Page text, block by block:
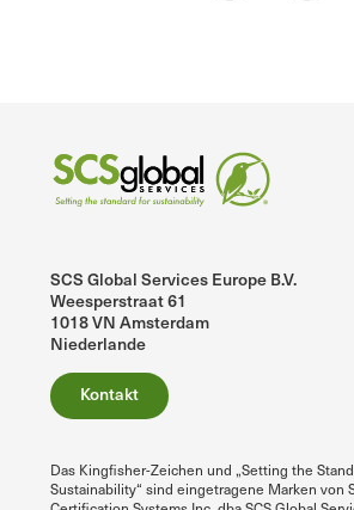
SCS Global Services Europe B.V.
Weesperstraat 61
1018 VN Amsterdam
Niederlande
Kontakt
Das Kingfisher-Zeichen und „Setting the
Sustainability“ sind eingetragene Marken von